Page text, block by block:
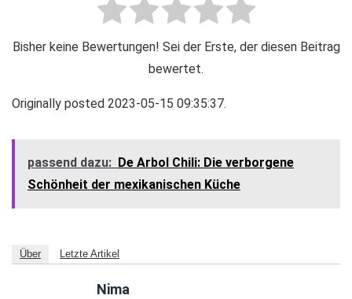
Bisher keine Bewertungen! Sei der Erste, der diesen Beitrag
bewertet.
Originally posted 2023-05-15 09:35:37.
passend dazu: De Arbol Chili: Die verborgene
Schönheit der mexikanischen Küche
Über Letzte Artikel
Nima